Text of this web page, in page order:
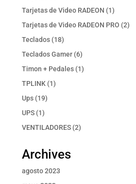
productos
Tarjetas de Video RADEON 11
producto
Tarjetas de Video RADEON PRO 22
Teclados 1818
productos
Teclados Gamer 66
productos
Timon + Pedales 11
TPLINK 11
Ups 1919
UPS 11
producto
VENTILADORES 22
Archives
agosto 2023